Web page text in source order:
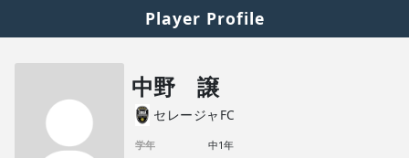
Player Profile
中野 譲
セレージャFC
学年
中1年